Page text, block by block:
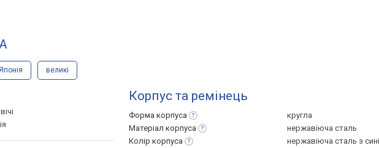
великі
Корпус та ремінець
Форма корпуса
кругла
Матеріал корпуса
нержавіюча сталь
Колір корпуса
нержавіюча сталь з